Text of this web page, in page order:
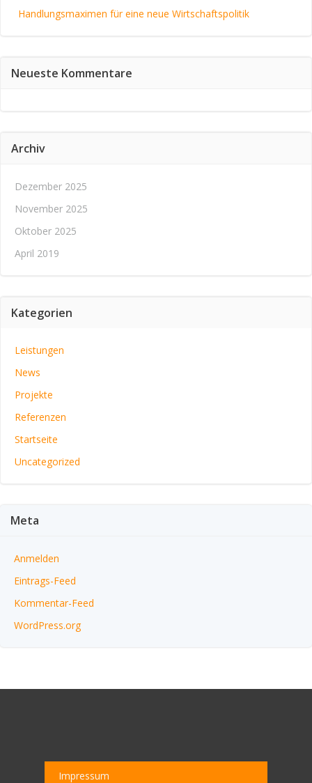
Handlungsmaximen für eine neue Wirtschaftspolitik
Neueste Kommentare
Archiv
Dezember 2025
November 2025
Oktober 2025
April 2019
Kategorien
Leistungen
News
Projekte
Referenzen
Startseite
Uncategorized
Meta
Anmelden
Eintrags-Feed
Kommentar-Feed
WordPress.org
Impressum